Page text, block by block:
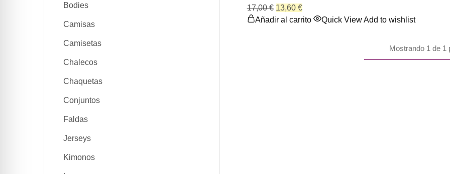
17,00€ 13,60 €
Añadir al carrito
Quick ViewAdd to wishlist
Mostrando1 de 1
Bodies
Camisas
Camisetas
Chalecos
Chaquetas
Conjuntos
Faldas
Jerseys
Kimonos